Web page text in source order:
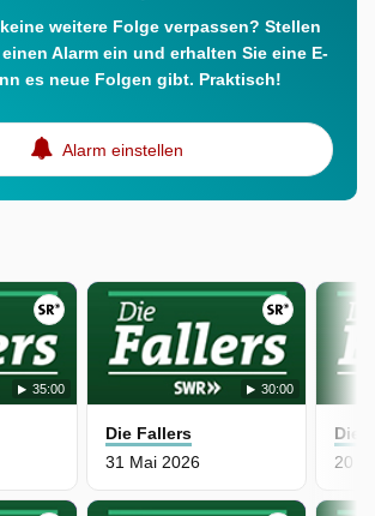
weitere Folge verpassen? Stellen
Alarm ein und erhalten Sie eine E-
es neue Folgen gibt. Praktisch!
Alarm einstellen
35:00 30:00
Die Fallers
31 Mai 2026
Die
20